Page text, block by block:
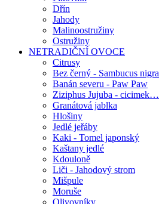
Dřín
Jahody
Malinoostružiny
Ostružiny
NETRADIČNÍ OVOCE
Citrusy
Bez černý - Sambucus nigra
Banán severu - Paw Paw
Ziziphus Jujuba - cicimek…
Granátová jablka
Hlošiny
Jedlé jeřáby
Kaki - Tomel japonský
Kaštany jedlé
Kdouloně
Liči - Jahodový strom
Mišpule
Moruše
Olivovníky